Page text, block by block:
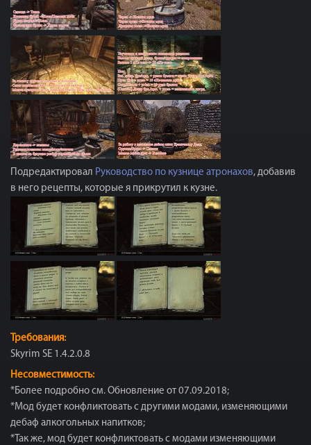
Подредактировал Руководство по кузнице атронахов, добавив
в него рецепты, которые я прикрутил к кузне.
Требования:
Skyrim SE 1.4.2.0.8
Несовместимость:
*Более подробно см. Обновление от 07.09.2018;
*Мод будет конфликтовать с другими модами, изменяющими
дебаф алкогольных напитков;
*Так же, мод будет конфликтовать с модами изменяющими